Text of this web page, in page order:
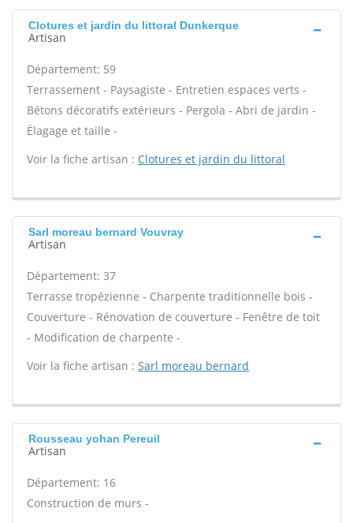
Clotures et jardin du littoral Dunkerque
Artisan
Département: 59
Terrassement - Paysagiste - Entretien espaces verts -
Bétons décoratifs extérieurs - Pergola - Abri de jardin -
Élagage et taille -
Voir la fiche artisan : Clotures et jardin du littoral
Sarl moreau bernard Vouvray
Artisan
Département: 37
Terrasse tropézienne - Charpente traditionnelle bois -
Couverture - Rénovation de couverture - Fenêtre de toit
- Modification de charpente -
Voir la fiche artisan : Sarl moreau bernard
Rousseau yohan Pereuil
Artisan
Département: 16
Construction de murs -